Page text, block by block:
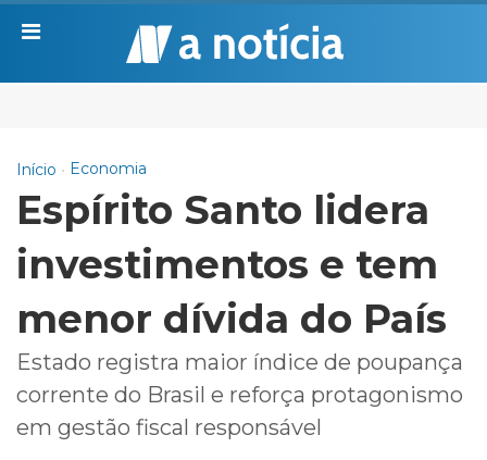
Início Economia
Espírito Santo lidera
investimentos e tem
menor dívida do País
Estado registra maior índice de poupança
corrente do Brasil e reforça protagonismo
em gestão fiscal responsável